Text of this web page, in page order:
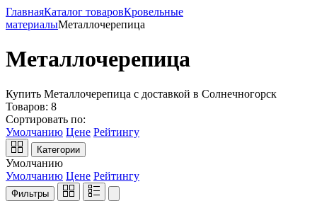
ГлавнаяКаталог товаровКровельные
материалыМеталлочерепица
Металлочерепица
Купить Металлочерепица с доставкой в Солнечногорск
Товаров: 8
Сортировать по:
Умолчанию Цене Рейтингу
Категории
Умолчанию
Умолчанию Цене Рейтингу
Фильтры